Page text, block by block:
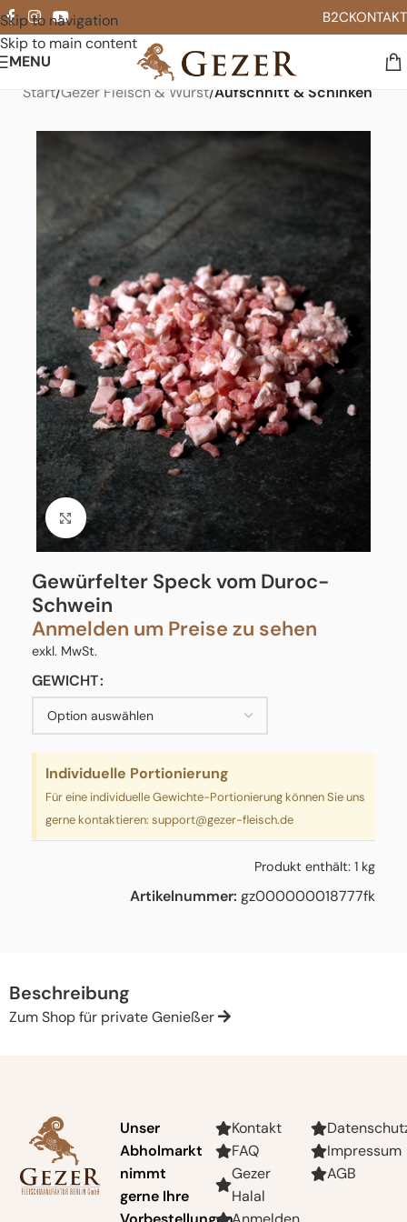
Skip to navigation
Skip to main content
B2CKONTAKT
MENU
Start Gezer Fleisch & Wurst Aufschnitt & Schinken
Click to enlarge
Gewürfelter Speck vom Duroc-
Schwein
Anmelden um Preise zu sehen
exkl. MwSt.
GEWICHT
Individuelle Portionierung
Für eine individuelle Gewichte-Portionierung können Sie uns
gerne kontaktieren: support@gezer-fleisch.de
Produkt enthält: 1 kg
Artikelnummer: gz000000018777fk
Beschreibung
Zum Shop für private Genießer
Unser
Abholmarkt
nimmt
gerne Ihre
Kontakt
FAQ
Gezer
Halal
Impressum
AGB